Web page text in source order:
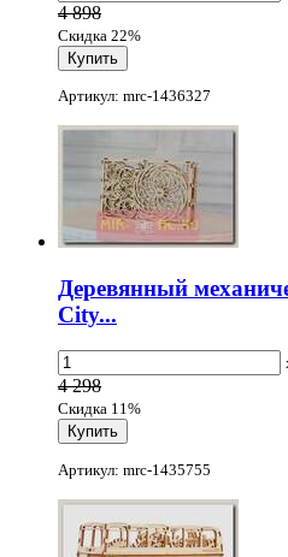
4 898
Скидка 22%
Артикул: mrc-1436327
Деревянный
City...
4 298
Скидка 11%
Артикул: mrc-1435755